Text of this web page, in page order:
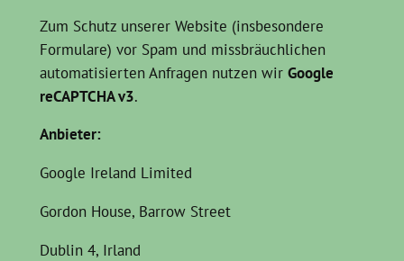
Zum Schutz unserer Website (insbesondere
Formulare) vor Spam und missbräuchlichen
automatisierten Anfragen nutzen wir Google
reCAPTCHA v3.
Anbieter:
Google Ireland Limited
Gordon House, Barrow Street
Dublin 4, Irland